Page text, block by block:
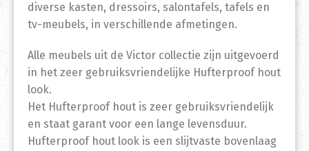
diverse kasten, dressoirs, salontafels, tafels en
tv-meubels, in verschillende afmetingen.
Alle meubels uit de Victor collectie zijn uitgevoerd
in het zeer gebruiksvriendelijke Hufterproof hout
look.
Het Hufterproof hout is zeer gebruiksvriendelijk
en staat garant voor een lange levensduur.
Hufterproof hout look is een slijtvaste bovenlaag